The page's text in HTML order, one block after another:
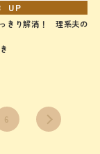
UP
きり解消！ 理系夫の
6